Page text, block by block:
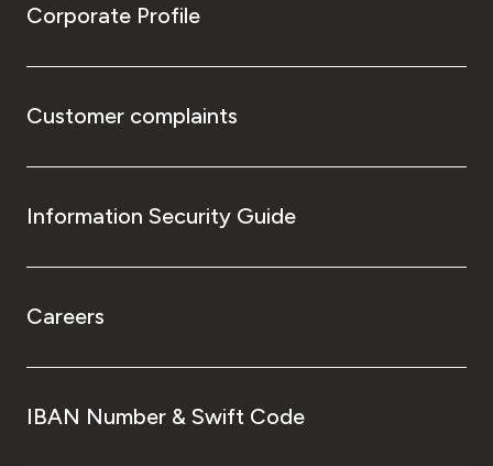
Corporate Profile
Customer complaints
Information Security Guide
Careers
IBAN Number & Swift Code